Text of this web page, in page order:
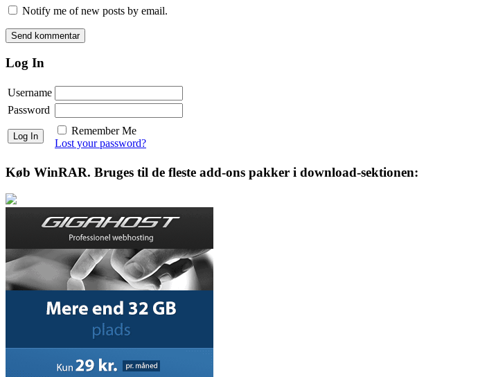
Notify me of new posts by email.
Log In
Username
Password
Remember Me
Lost your password?
Køb WinRAR. Bruges til de fleste add-ons pakker i download-sektionen: